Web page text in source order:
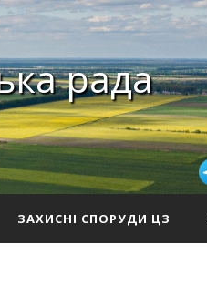
рада
ЗАХИСНІ СПОРУДИ ЦЗ